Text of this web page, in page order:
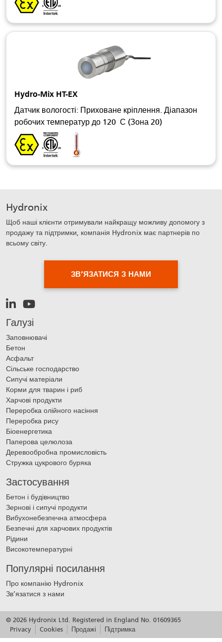
Hydro-Mix HT-EX
Датчик вологості: Приховане кріплення. Діапазон
робочих температур до 120 С (Зона 20)
Hydronix
Щоб наші клієнти отримували найкращу можливу допомогу з
продажу та підтримки, компанія Hydronix має партнерів по
всьому світу.
ЗВ’ЯЗАТИСЯ З НАМИ
Галузі
Заповнювачі
Бетон
Асфальт
Сільське господарство
Сипучі матеріали
Корми для тварин і риб
Харчові продукти
Переробка олійного насіння
Переробка рису
Біоенергетика
Паперова целюлоза
Деревообробна промисловість
Стружка цукрового буряка
Застосування
Бетон і будівництво
Зернові і сипучі продукти
Вибухонебезпечна атмосфера
Безпечні для харчових продуктів
Рідини
Високотемпературні
Популярні посилання
Про компанію Hydronix
Зв’язатися з нами
© 2026 Hydronix Ltd. Registered in England No. 01609365
Privacy
Cookies Продажі Підтримка